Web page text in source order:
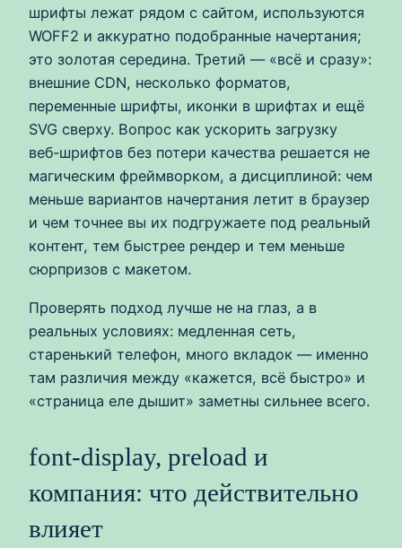
шрифты лежат рядом с сайтом, используются
WOFF2 и аккуратно подобранные начертания;
это золотая середина. Третий — «всё и сразу»:
внешние CDN, несколько форматов,
переменные шрифты, иконки в шрифтах и ещё
SVG сверху. Вопрос как ускорить загрузку
веб‑шрифтов без потери качества решается не
магическим фреймворком, а дисциплиной: чем
меньше вариантов начертания летит в браузер
и чем точнее вы их подгружаете под реальный
контент, тем быстрее рендер и тем меньше
сюрпризов с макетом.
Проверять подход лучше не на глаз, а в
реальных условиях: медленная сеть,
старенький телефон, много вкладок — именно
там различия между «кажется, всё быстро» и
«страница еле дышит» заметны сильнее всего.
font-display, preload и
компания: что действительно
влияет